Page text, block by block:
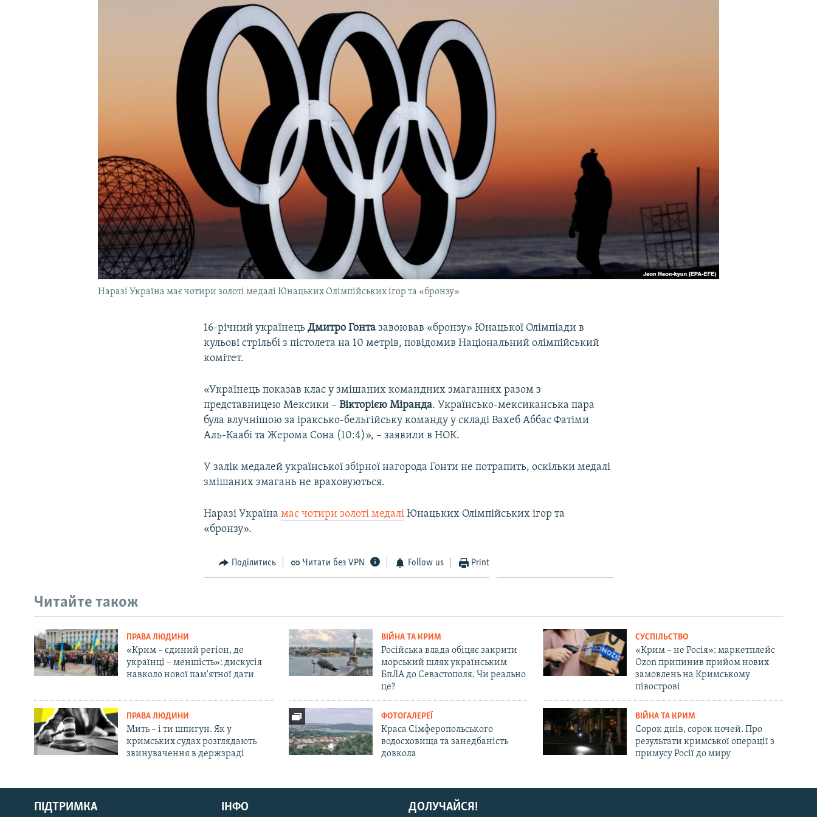
Русский
Qırımtatar
Наразі Україна має чотири золоті медалі Юнацьких Олімпійських ігор та «бронзу»
16-річний українецьДмитро Гонта завоював «бронзу» Юнацької Олімпіади в
кульові стрільбі з пістолета на 10 метрів, повідомив Національний олімпійський
комітет.
«Українець показав клас у змішаних командних змаганнях разом з
представницею Мексики –Вікторією Міранда. Українсько-мексиканська пара
була влучнішою за іраксько-бельгійську команду у складі Вахеб Аббас Фатіми
Аль-Каабі та Жерома Сона (10:4)», – заявили в НОК.
У залік медалей української збірної нагорода Гонти не потрапить, оскільки медалі
змішаних змагань не враховуються.
Наразі Українамає чотири золоті медалі Юнацьких Олімпійських ігор та
«бронзу».
Поділитись Читати без VPN Follow us Print
Читайте також
ПРАВА ЛЮДИНИ
«Крим – єдиний регіон, де
українці – меншість»: дискусія
навколо нової пам'ятної дати
ВІЙНА ТА КРИМ
Російська влада обіцяє закрити
морський шлях українським
БпЛА до Севастополя. Чи реально
це?
СУСПІЛЬСТВО
«Крим – не Росія»: маркетплейс
Ozon припинив прийом нових
замовлень на Кримському
півострові
ПРАВА ЛЮДИНИ
Мить – і ти шпигун. Як у
кримських судах розглядають
звинувачення в держзраді
ФОТОГАЛЕРЕЇ
Краса Сімферопольського
водосховища та занедбаність
довкола
ВІЙНА ТА КРИМ
Сорок днів, сорок ночей. Про
результати кримської операції з
примусу Росії до миру
ДОЛУЧАЙСЯ!
ПІДТРИМКА ІНФО